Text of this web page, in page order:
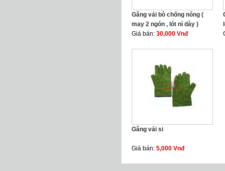
Găng vải bò chống nóng (
may 2 ngón , lót nỉ dày )
Giá bán: 30,000 Vnđ
Găng vải si
Giá bán: 5,000 Vnđ